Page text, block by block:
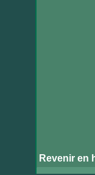
Revenir en